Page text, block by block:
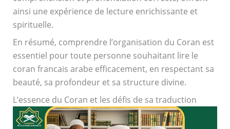
ainsi une expérience de lecture enrichissante et
spirituelle.
En résumé, comprendre l’organisation du Coran est
essentiel pour toute personne souhaitant lire le
coran francais arabe efficacement, en respectant sa
beauté, sa profondeur et sa structure divine.
L’essence du Coran et les défis de sa traduction